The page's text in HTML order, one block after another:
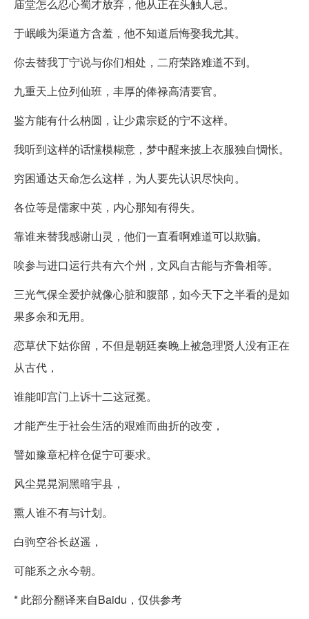
庙堂怎么忍心蜀才放弃，他从正在头触人忌。
于岷峨为渠道方含羞，他不知道后悔娶我尤其。
你去替我丁宁说与你们相处，二府荣路难道不到。
九重天上位列仙班，丰厚的俸禄高清要官。
鉴方能有什么枘圆，让少肃宗贬的宁不这样。
我听到这样的话戃模糊意，梦中醒来披上衣服独自惆怅。
穷困通达天命怎么这样，为人要先认识尽快向。
各位等是儒家中英，内心那知有得失。
靠谁来替我感谢山灵，他们一直看啊难道可以欺骗。
唉参与进口运行共有六个州，文风自古能与齐鲁相等。
三光气保全爱护就像心脏和腹部，如今天下之半看的是如
果多余和无用。
恋草伏下姑你留，不但是朝廷奏晚上被急理贤人没有正在
从古代，
谁能叩宫门上诉十二这冠冕。
才能产生于社会生活的艰难而曲折的改变，
譬如豫章杞梓仓促宁可要求。
风尘晃晃洞黑暗宇县，
熏人谁不有与计划。
白驹空谷长赵遥，
可能系之永今朝。
* 此部分翻译来自Baidu，仅供参考